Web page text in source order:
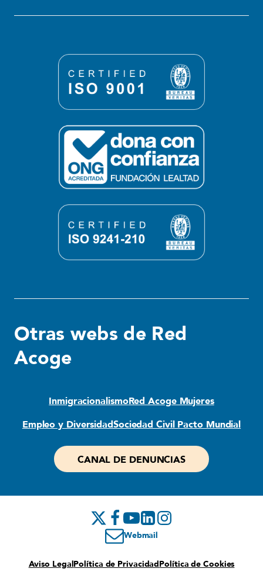
Otras webs de Red
Acoge
InmigracionalismoRed Acoge Mujeres
Empleo y DiversidadSociedad Civil Pacto Mundial
CANAL DE DENUNCIAS
Webmail
Aviso LegalPolítica de PrivacidadPolítica de Cookies